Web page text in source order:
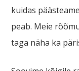
kuidas
peab. Meie
taga näha ka